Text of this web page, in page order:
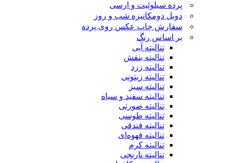
پرده سیلوئیت و ارسی
دوبل دومکانیزه شب و روز
سفارش چاپ عکس روی پرده
بر اساس رنگ
تنالیته آبی
تنالیته بنفش
تنالیته زرد
تنالیته زیتونی
تنالیته سبز
تنالیته سفید و سیاه
تنالیته صورتی
تنالیته طوسی
تنالیته فندقی
تنالیته قهوه‌ای
تنالیته کرم
تنالیته نارنجی